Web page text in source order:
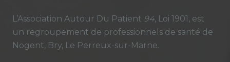
L’Association Autour Du Patient 94, Loi 1901, est
un regroupement de professionnels de santé de
Nogent, Bry, Le Perreux-sur-Marne.